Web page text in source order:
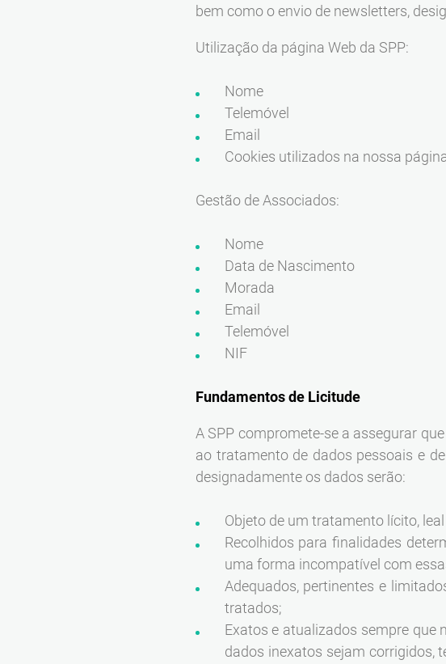
bem como o envio de newsletters,
Utilização da página Web da SPP:
Nome
Telemóvel
Email
Cookies utilizados na nossa
Gestão de Associados:
Nome
Data de Nascimento
Morada
Email
Telemóvel
NIF
Fundamentos de Licitude
A SPP compromete-se a assegurar
ao tratamento de dados pessoais e
designadamente os dados serão:
Objeto de um tratamento lícito,
Recolhidos para finalidades
uma forma incompatível com
Adequados, pertinentes e
tratados;
Exatos e atualizados sempre que
dados inexatos sejam corrigidos,